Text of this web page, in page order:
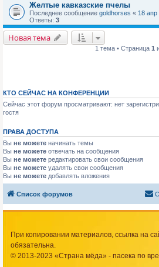
Желтые кавказские пчелы
Последнее сообщение goldhorses « 18 апр
Ответы: 3
Новая тема
1 тема • Страница 1
КТО СЕЙЧАС НА КОНФЕРЕНЦИИ
Сейчас этот форум просматривают: нет
гостя
ПРАВА ДОСТУПА
Вы не можете начинать темы
Вы не можете отвечать на сообщения
Вы не можете редактировать свои сообщения
Вы не можете удалять свои сообщения
Вы не можете добавлять вложения
Список форумов
При копировании материалов, ссылка на
обязательна.
© 2013-2023 «Страна мёда» - пасека по